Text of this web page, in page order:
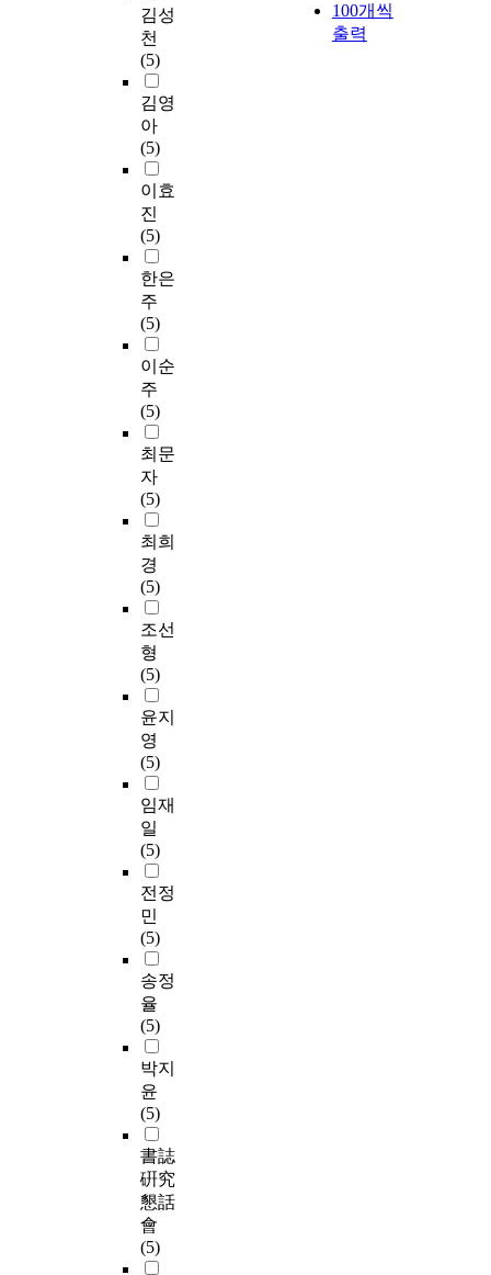
김성
천
(5)
김영
아
(5)
이효
진
(5)
한은
주
(5)
이순
주
(5)
최문
자
(5)
최희
경
(5)
조선
형
(5)
윤지
영
(5)
임재
일
(5)
전정
민
(5)
송정
율
(5)
박지
윤
(5)
書誌
硏究
懇話
會
(5)
100개씩
출력